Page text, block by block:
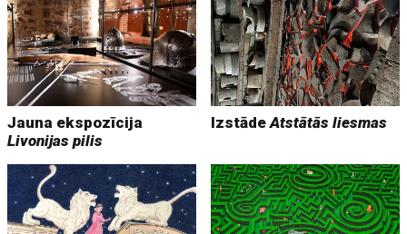
Jauna ekspozīcija
Livonijas pilis
IzstādeAtstātās liesmas